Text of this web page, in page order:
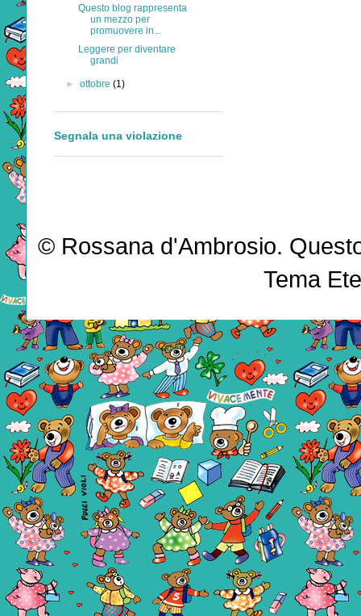
Questo blog rappresenta
un mezzo per
promuovere in...
Leggere per diventare
grandi
►ottobre(1)
Segnala una violazione
© Rossana d'Ambrosio.
Tema